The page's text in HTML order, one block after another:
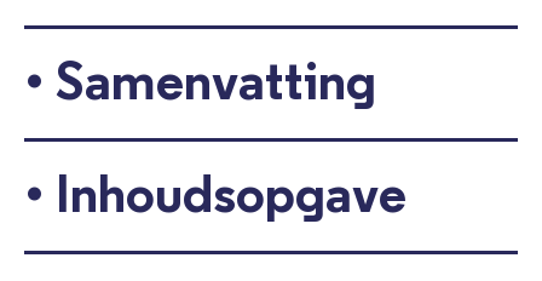
• Samenvatting
• Inhoudsopgave